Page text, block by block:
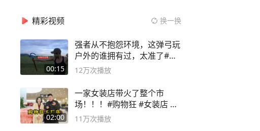
精彩视频 换一换
00:15
强者从不抱怨环境，这弹弓玩
户外的谁拥有过，太准了#弹
弓#户外
12万次播放
02:00
一家女装店带火了整个市
场！！！#购物狂 #女装店 #
高品质女装
11万次播放